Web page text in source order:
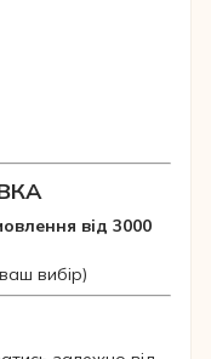
від 3000
вибір)